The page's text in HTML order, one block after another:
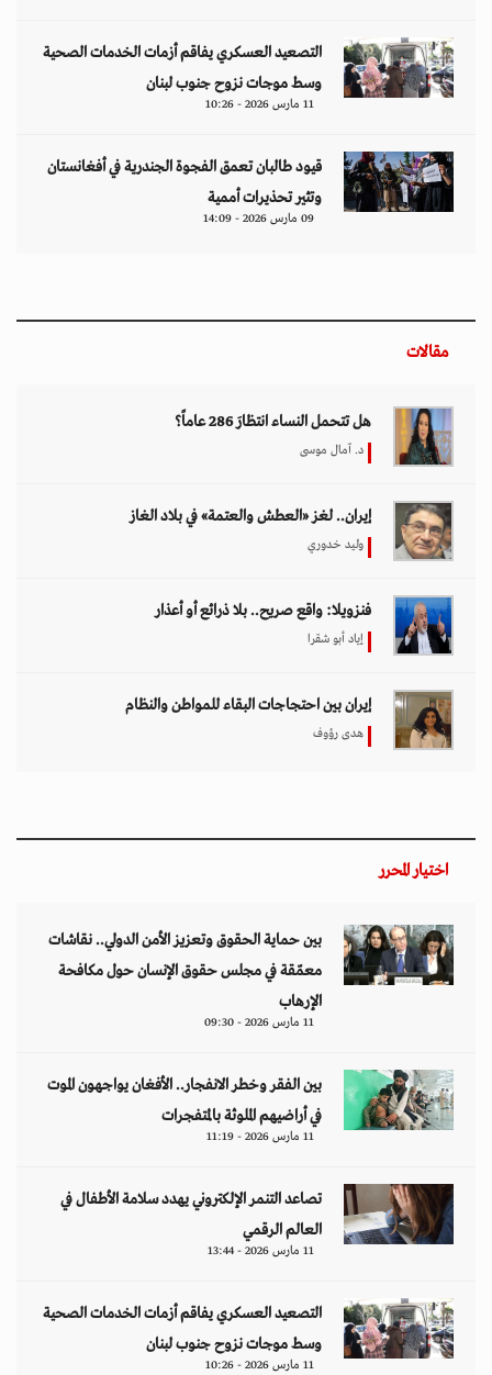
التصعيد العسكري يفاقم أزمات الخدمات الصحية
وسط موجات نزوح جنوب لبنان
11 مارس 2026 - 10:26
قيود طالبان تعمق الفجوة الجندرية في أفغانستان
وتثير تحذيرات أممية
09 مارس 2026 - 14:09
مقالات
هل تتحمل النساء انتظارَ 286 عاماً؟
د. آمال موسى
إيران.. لغز «العطش والعتمة» في بلاد الغاز
وليد خدوري
فنزويلا: واقع صريح.. بلا ذرائع أو أعذار
إياد أبو شقرا
إيران بين احتجاجات البقاء للمواطن والنظام
هدى رؤوف
اختيار المحرر
بين حماية الحقوق وتعزيز الأمن الدولي.. نقاشات
معمّقة في مجلس حقوق الإنسان حول مكافحة
الإرهاب
11 مارس 2026 - 09:30
بين الفقر وخطر الانفجار.. الأفغان يواجهون الموت
في أراضيهم الملوثة بالمتفجرات
11 مارس 2026 - 11:19
تصاعد التنمر الإلكتروني يهدد سلامة الأطفال في
العالم الرقمي
11 مارس 2026 - 13:44
التصعيد العسكري يفاقم أزمات الخدمات الصحية
وسط موجات نزوح جنوب لبنان
11 مارس 2026 - 10:26